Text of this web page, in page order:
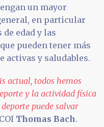
un mayor
en particular
edad y las
pueden tener más
activas y saludables.
actual, todos hemos
y la actividad física
puede salvar
Thomas Bach.